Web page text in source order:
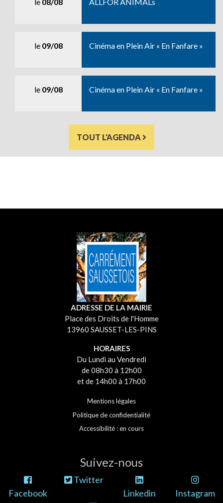
le 09/08 Cinéma en Plein Air « En Fanfare »
le 09/08 Cinéma en Plein Air « En Fanfare »
TOUT L'AGENDA
ADRESSE DE LA MAIRIE
Place des Droits de l'Homme
13960 SAUSSET-LES-PINS
HORAIRES
Du Lundi au Vendredi
de 08h30 à 12h00
et de 14h00 à 17h00
Mentions légales
Politique de confidentialité
Accessibilité : en cours
Suivez-nous
Facebook
Twitter
Linkedin
Instagram